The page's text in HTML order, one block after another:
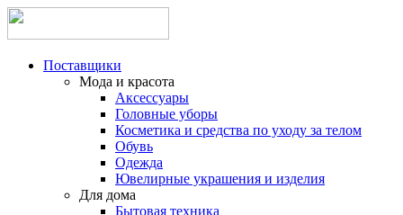
Поставщики
Мода и красота
Аксессуары
Головные уборы
Косметика и средства по уходу за телом
Обувь
Одежда
Ювелирные украшения и изделия
Для дома
Бытовая техника